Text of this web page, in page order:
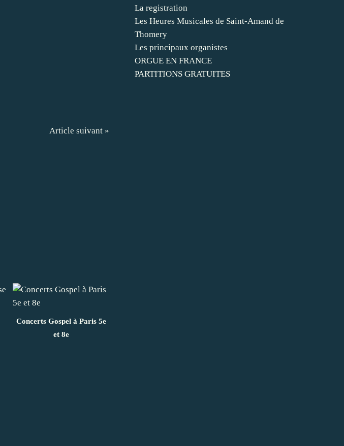
Article suivant »
Concerts Gospel à Paris 5e
et 8e
La registration
Les Heures Musicales de Saint-Amand de
Thomery
Les principaux organistes
ORGUE EN FRANCE
PARTITIONS GRATUITES